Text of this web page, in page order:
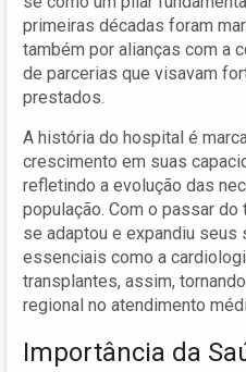
primeiras décadas foram
também por alianças com a
de parcerias que visavam
prestados.
A história do hospital é
crescimento em suas
refletindo a evolução das
população. Com o passar
se adaptou e expandiu seus
essenciais como a
transplantes, assim,
regional no atendimento
Importância da